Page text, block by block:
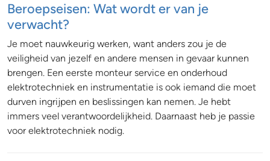
Beroepseisen: Wat wordt er van je
verwacht?
Je moet nauwkeurig werken, want anders zou je de
veiligheid van jezelf en andere mensen in gevaar kunnen
brengen. Een eerste monteur service en onderhoud
elektrotechniek en instrumentatie is ook iemand die moet
durven ingrijpen en beslissingen kan nemen. Je hebt
immers veel verantwoordelijkheid. Daarnaast heb je passie
voor elektrotechniek nodig.